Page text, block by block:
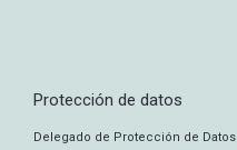
Protección de datos
Delegado de Protección de Datos